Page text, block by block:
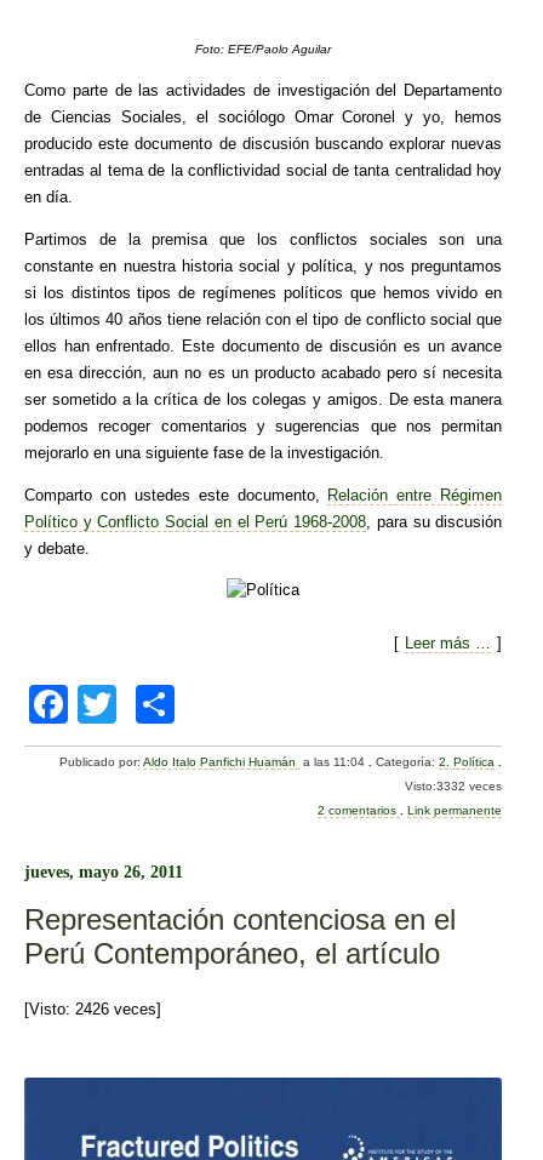
Foto: EFE/Paolo Aguilar
Como parte de las actividades de investigación del Departamento
de Ciencias Sociales, el sociólogo Omar Coronel y yo, hemos
producido este documento de discusión buscando explorar nuevas
entradas al tema de la conflictividad social de tanta centralidad hoy
en día.
Partimos de la premisa que los conflictos sociales son una
constante en nuestra historia social y política, y nos preguntamos
si los distintos tipos de regímenes políticos que hemos vivido en
los últimos 40 años tiene relación con el tipo de conflicto social que
ellos han enfrentado. Este documento de discusión es un avance
en esa dirección, aun no es un producto acabado pero sí necesita
ser sometido a la crítica de los colegas y amigos. De esta manera
podemos recoger comentarios y sugerencias que nos permitan
mejorarlo en una siguiente fase de la investigación.
Comparto con ustedes este documento,
Relación entre Régimen
Político y Conflicto Social en el Perú 1968-2008 , para su discusión
y debate.
[ Leer más … ]
F
a
b
o
k
wi
tt
o
m
ar
tir
Publicado por:Aldo Italo Panfichi Huamán a las 11:04 .Categoría:2. Política
Visto:3332 veces
2 comentarios
Link permanente
jueves, mayo 26, 2011
Representación contenciosa en el
Perú Contemporáneo, el artículo
[Visto: 2426 veces]